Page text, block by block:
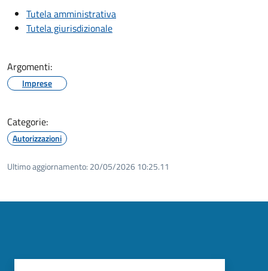
Tutela amministrativa
Tutela giurisdizionale
Argomenti:
Imprese
Categorie:
Autorizzazioni
Ultimo aggiornamento: 20/05/2026 10:25.11